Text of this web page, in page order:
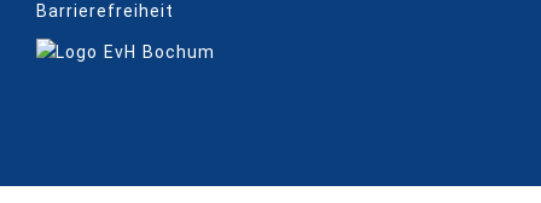
Barrierefreiheit